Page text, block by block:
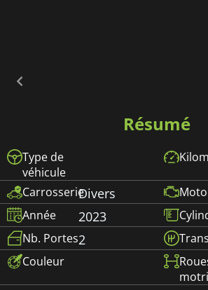
Résumé
Type de
véhicule
CarrosserieDivers
Année 2023
Nb. Portes2
Couleur